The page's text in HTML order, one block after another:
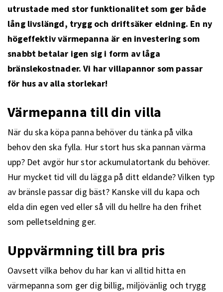
utrustade med stor funktionalitet som ger både
lång livslängd, trygg och driftsäker eldning. En ny
högeffektiv värmepanna är en investering som
snabbt betalar igen sig i form av låga
bränslekostnader. Vi har villapannor som passar
för hus av alla storlekar!
Värmepanna till din villa
När du ska köpa panna behöver du tänka på vilka
behov den ska fylla. Hur stort hus ska pannan värma
upp? Det avgör hur stor ackumulatortank du behöver.
Hur mycket tid vill du lägga på ditt eldande? Vilken typ
av bränsle passar dig bäst? Kanske vill du kapa och
elda din egen ved eller så vill du hellre ha den frihet
som pelletseldning ger.
Uppvärmning till bra pris
Oavsett vilka behov du har kan vi alltid hitta en
värmepanna som ger dig billig, miljövänlig och trygg